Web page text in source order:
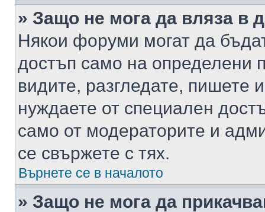
» Защо не мога да вляза в
Някои форуми могат да
достъп само на определени
видите, разгледате, пишете
нуждаете от специален
само от модераторите и
се свържете с тях.
Върнете се в началото
» Защо не мога да